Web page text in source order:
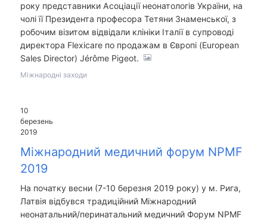
року представники Асоціації неонатологів України, на
чолі її Президента професора Тетяни Знаменської, з
робочим візитом відвідали клініки Італії в супроводі
директора Flexicare по продажам в Європі (European
Sales Director) Jérôme Pigeot.
Міжнародні заходи
10
березень
2019
Міжнародний медичний форум NPMF
2019
На початку весни (7-10 березня 2019 року) у м. Рига,
Латвія відбувся традиційний Міжнародний
неонатальний/перинатальний медичний Форум NPMF